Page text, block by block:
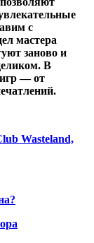
с
мастера
заново и
В
игр — от
Wasteland,